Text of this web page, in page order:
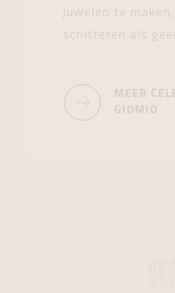
juwelen te
schitteren als
MEER
GIOMIO